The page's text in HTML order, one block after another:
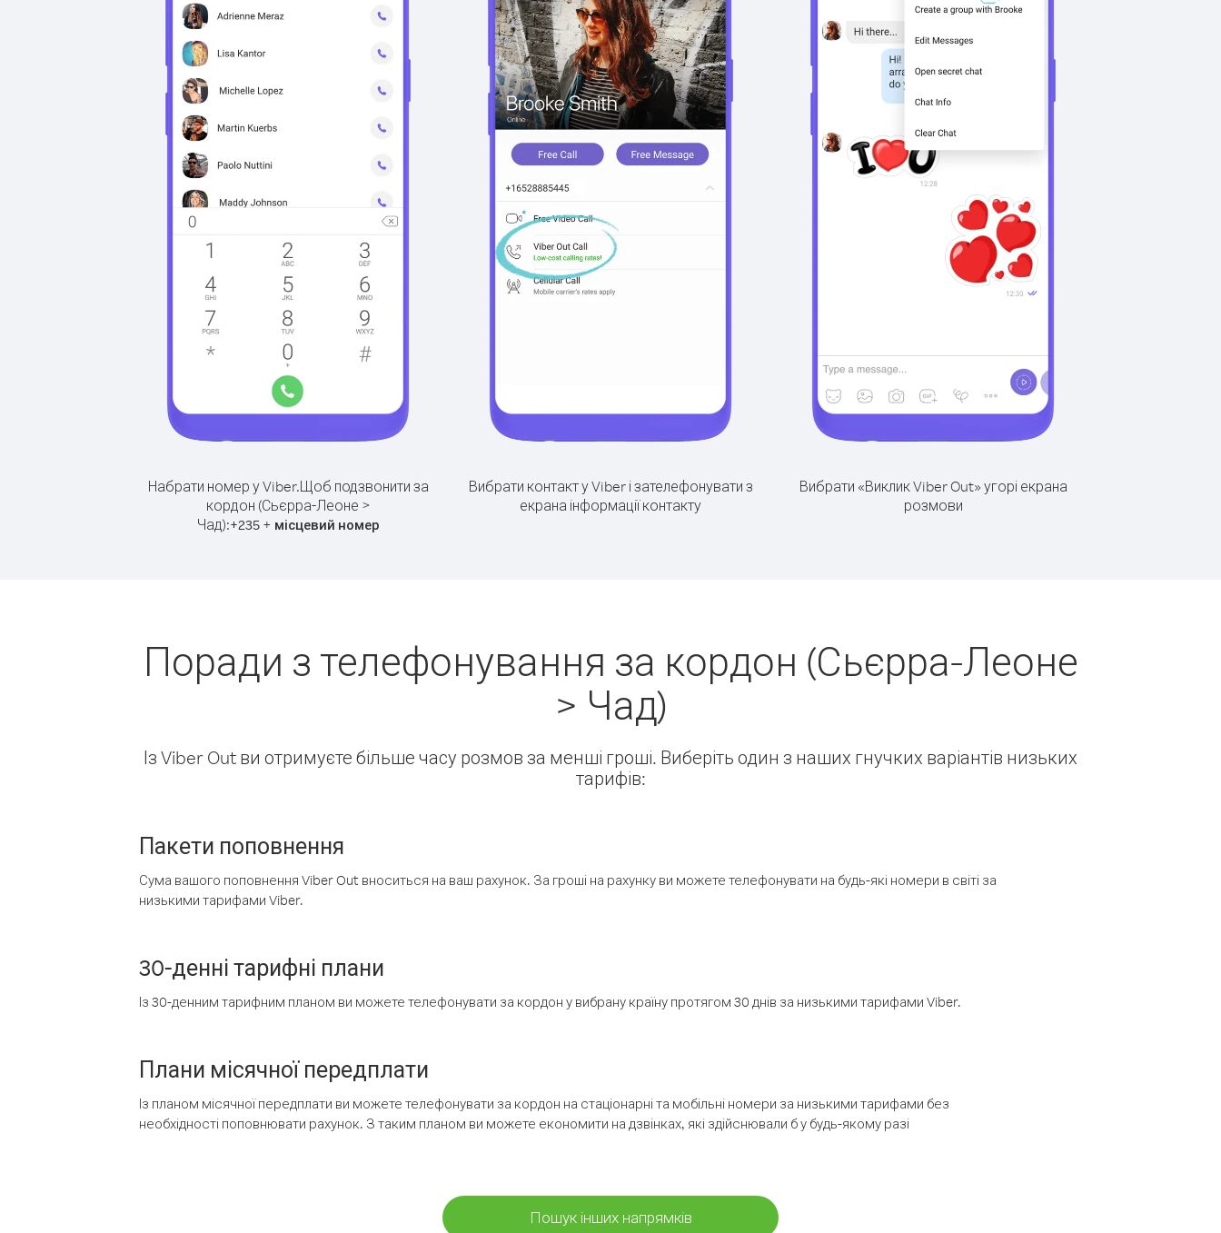
Набрати номер у Viber.Щоб подзвонити за
кордон (Сьєрра-Леоне >
Чад):+235+ місцевий номер
Вибрати контакт у Viber і зателефонувати з
екрана інформації контакту
Вибрати «Виклик Viber Out» угорі екрана
розмови
Поради з телефонування за кордон (Сьєрра-Леоне
> Чад)
Із Viber Out ви отримуєте більше часу розмов за менші гроші. Виберіть один з наших гнучких варіантів низьких
тарифів:
Пакети поповнення
Сума вашого поповнення Viber Out вноситься на ваш рахунок. За гроші на рахунку ви можете телефонувати на будь-які номери в світі за
низькими тарифами Viber.
30-денні тарифні плани
Із 30-денним тарифним планом ви можете телефонувати за кордон у вибрану країну протягом 30 днів за низькими тарифами Viber.
Плани місячної передплати
Із планом місячної передплати ви можете телефонувати за кордон на стаціонарні та мобільні номери за низькими тарифами без
необхідності поповнювати рахунок. З таким планом ви можете економити на дзвінках, які здійснювали б у будь-якому разі
Пошук інших напрямків